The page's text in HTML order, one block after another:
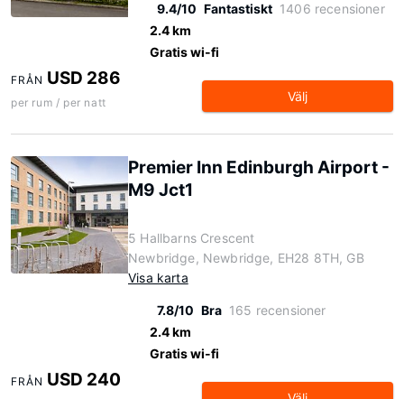
9.4/10 Fantastiskt 1406 recensioner
2.4 km
Gratis wi-fi
FRÅN USD 286
per rum / per natt Välj
Premier Inn Edinburgh Airport -
M9 Jct1
5 Hallbarns Crescent
Newbridge, Newbridge, EH28 8TH, GB
Visa karta
7.8/10 Bra 165 recensioner
2.4 km
Gratis wi-fi
FRÅN USD 240